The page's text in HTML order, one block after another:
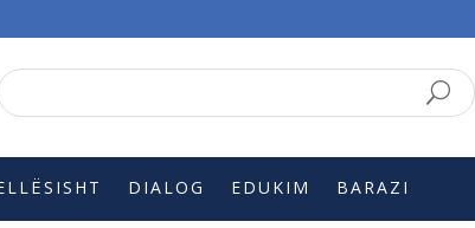
DIALOG EDUKIM BARAZI